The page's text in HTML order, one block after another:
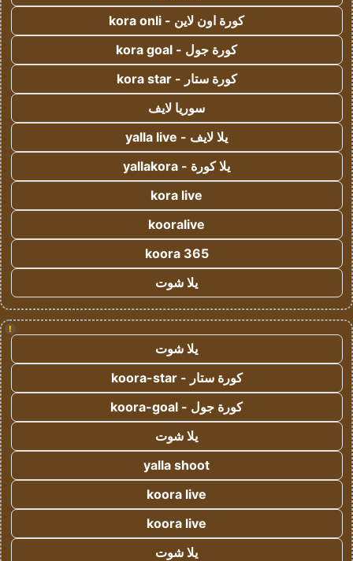
كورة اون لاين - kora onli
كورة جول - kora goal
كورة ستار - kora star
سوريا لايف
يلا لايف - yalla live
يلا كورة - yallakora
kora live
kooralive
koora 365
يلا شوت
!
يلا شوت
كورة ستار - koora-star
كورة جول - koora-goal
يلا شوت
yalla shoot
koora live
koora live
يلا شوت